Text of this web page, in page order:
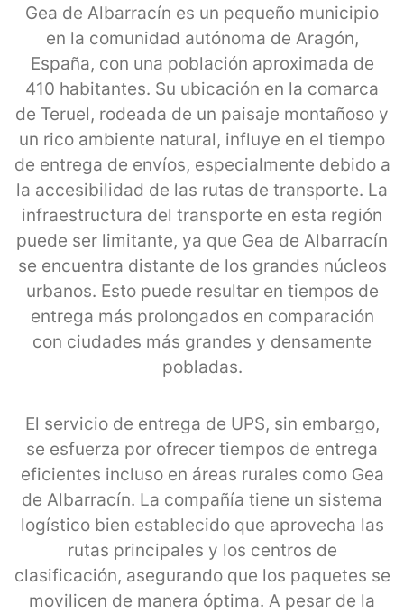
Gea de Albarracín es un pequeño municipio
en la comunidad autónoma de Aragón,
España, con una población aproximada de
410 habitantes. Su ubicación en la comarca
de Teruel, rodeada de un paisaje montañoso y
un rico ambiente natural, influye en el tiempo
de entrega de envíos, especialmente debido a
la accesibilidad de las rutas de transporte. La
infraestructura del transporte en esta región
puede ser limitante, ya que Gea de Albarracín
se encuentra distante de los grandes núcleos
urbanos. Esto puede resultar en tiempos de
entrega más prolongados en comparación
con ciudades más grandes y densamente
pobladas.
El servicio de entrega de UPS, sin embargo,
se esfuerza por ofrecer tiempos de entrega
eficientes incluso en áreas rurales como Gea
de Albarracín. La compañía tiene un sistema
logístico bien establecido que aprovecha las
rutas principales y los centros de
clasificación, asegurando que los paquetes se
movilicen de manera óptima. A pesar de la